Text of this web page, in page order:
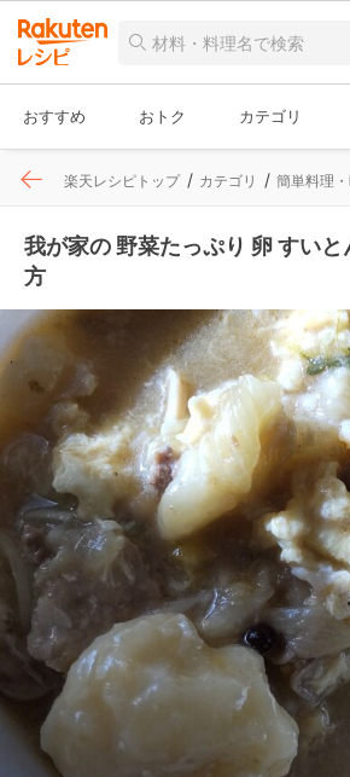
おすすめ おトク カテゴリ
楽天レシピトップ カテゴリ 簡単料理
我が家の 野菜たっぷり 卵 すいと
方